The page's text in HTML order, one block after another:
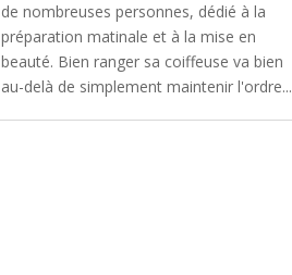
de nombreuses personnes, dédié à la
préparation matinale et à la mise en
beauté. Bien ranger sa coiffeuse va bien
au-delà de simplement maintenir l'ordre...